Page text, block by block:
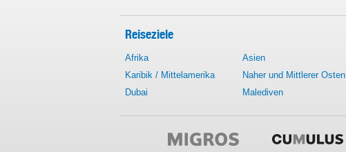
Reiseziele
Afrika Asien
Karibik / Mittelamerika
Naher und Mittlerer Osten
Dubai
Malediven